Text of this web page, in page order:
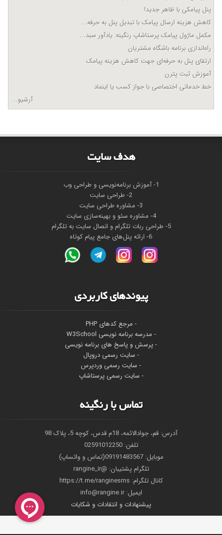
پنل پیامکی با ظاهر جدید!
کاهش هزینه ارسال پیامک با تبدیل پنل به حرفه...
مکمل ماژول پیامک پرستاشاپ رنگینه: یادآور سبد...
راه‌اندازی برنامه باشگاه مشتریان
ارتقای پنل به حرفه‌ای جهت کاهش هزینه پیامک
آموزش ثبت پترن
خط خدماتی اختصاصی با جواز کسب یا اینماد
آرشیو...
هدف سايت
1- آموزش برنامه‌نویسی و طراحی وب
2- طراحی سایت
3- مشاوره طراحی سایت
4- مشاوره سئو و بهینه‌سازی سایت
5- طراحی ربات تلگرام و انصال سایت به تلگرام
6- ارائه پنل‌های جامع پیام کوتاه
پیوندهای کاربردی
- مرجع کدهای PHP
- مدرسه برنامه نویسی W3School
- پرسش و پاسخ های برنامه نویسی
- سایت رسمی دروپال
- سایت رسمی وردپرس
- سایت رسمی پرستاشاپ
تماس با رنگینه
آدرس: قم، جوادالائمه، 18م قدس، کوچه 5، پلاک 98
تلفن: 02591012250
موبایل: 09191483567(تماس و واتساپ)
تلگرام پشتیبان: @rangine_ir
کانال تلگرام: https://t.me/ranginesms
ايميل: info@rangine.ir
پیشنهادات و انتقادات و شکایات